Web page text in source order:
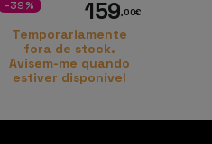
159,00€
-39%
Temporariamente
fora de stock.
Avisem-me quando
estiver disponível